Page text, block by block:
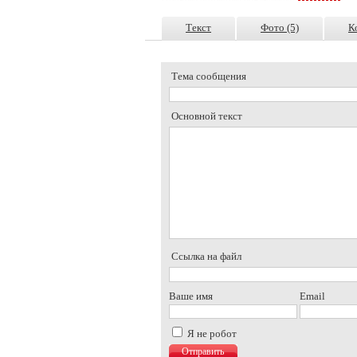
Текст Фото (5)
Тема сообщения
Основной текст
Ссылка на файл
Ваше имя Email
Я не робот